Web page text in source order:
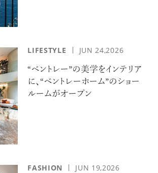
LIFESTYLE JUN 24,2026
“ベントレー”の美学をインテリア
に、“ベントレーホーム”のショー
ルームがオープン
FASHION JUN 19,2026